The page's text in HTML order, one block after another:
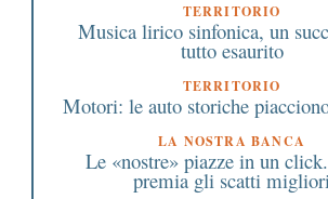
TERRITORIO
Musica lirico sinfonica, un
tutto esaurito
TERRITORIO
Motori: le auto storiche
LA NOSTRA BANCA
Le «nostre» piazze in un
premia gli scatti migliori